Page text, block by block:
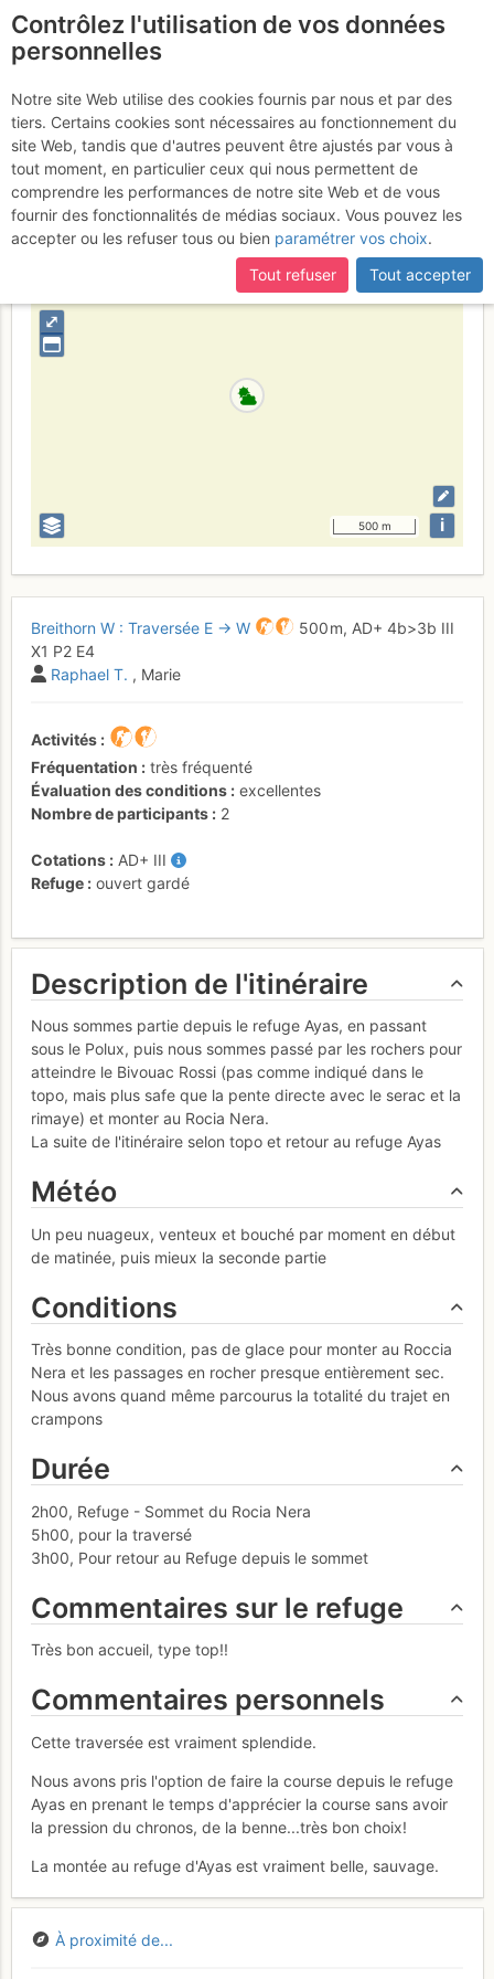
Breithorn W : Traversée
E >> W
Vendredi 28 juillet 2017
Suisse Valais Valais E - Alpes Pennines E
⤢
500 m i
Breithorn W : Traversée E → W 500 m, AD+ 4b>3b III
X1 P2 E4
Raphael T. , Marie
Activités
Fréquentation
très fréquenté
Évaluation des conditions
excellentes
Nombre de participants
2
Cotations AD+ III
Refuge
ouvert gardé
Description de l'itinéraire
Nous sommes partie depuis le refuge Ayas, en passant
sous le Polux, puis nous sommes passé par les rochers pour
atteindre le Bivouac Rossi (pas comme indiqué dans le
topo, mais plus safe que la pente directe avec le serac et la
rimaye) et monter au Rocia Nera.
La suite de l'itinéraire selon topo et retour au refuge Ayas
Météo
Un peu nuageux, venteux et bouché par moment en début
de matinée, puis mieux la seconde partie
Conditions
Très bonne condition, pas de glace pour monter au Roccia
Nera et les passages en rocher presque entièrement sec.
Nous avons quand même parcourus la totalité du trajet en
crampons
Durée
2h00, Refuge - Sommet du Rocia Nera
5h00, pour la traversé
3h00, Pour retour au Refuge depuis le sommet
Commentaires sur le refuge
Très bon accueil, type top!!
Commentaires personnels
Cette traversée est vraiment splendide.
Nous avons pris l'option de faire la course depuis le refuge
Ayas en prenant le temps d'apprécier la course sans avoir
la pression du chronos, de la benne...très bon choix!
La montée au refuge d'Ayas est vraiment belle, sauvage.
À proximité de...
Contrôlez l'utilisation de vos données
personnelles
Notre site Web utilise des cookies fournis par nous et par des
tiers. Certains cookies sont nécessaires au fonctionnement du
site Web, tandis que d'autres peuvent être ajustés par vous à
tout moment, en particulier ceux qui nous permettent de
comprendre les performances de notre site Web et de vous
fournir des fonctionnalités de médias sociaux. Vous pouvez les
accepter ou les refuser tous ou bien paramétrer vos choix.
Tout refuser
Tout accepter